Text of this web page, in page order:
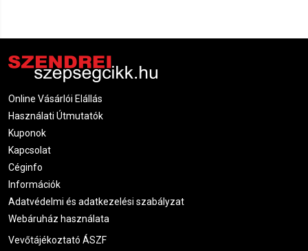
Online Vásárlói Elállás
Használati Útmutatók
Kuponok
Kapcsolat
Céginfo
Információk
Adatvédelmi és adatkezelési szabályzat
Webáruház használata
Vevőtájékoztató ÁSZF